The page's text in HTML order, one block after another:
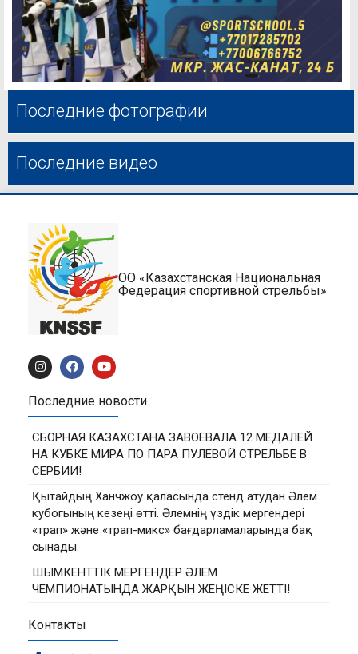
Последние фотографии
Последние видео
ОО «Казахстанская Национальная
Федерация спортивной стрельбы»
Последние новости
СБОРНАЯ КАЗАХСТАНА ЗАВОЕВАЛА 12 МЕДАЛЕЙ
НА КУБКЕ МИРА ПО ПАРА ПУЛЕВОЙ СТРЕЛЬБЕ В
СЕРБИИ!
Қытайдың Ханчжоу қаласында стенд атудан Әлем
кубогының кезеңі өтті. Әлемнің үздік мергендері
«трап» және «трап-микс» бағдарламаларында бақ
сынады.
ШЫМКЕНТТІК МЕРГЕНДЕР ӘЛЕМ
ЧЕМПИОНАТЫНДА ЖАРҚЫН ЖЕҢІСКЕ ЖЕТТІ!
Контакты